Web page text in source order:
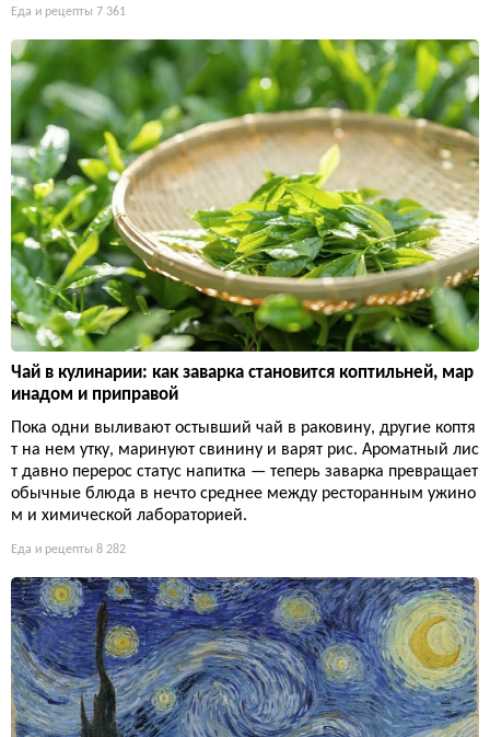
Еда и рецепты 7 361
Чай в кулинарии: как заварка становится коптильней, мар
инадом и приправой
Пока одни выливают остывший чай в раковину, другие коптя
т на нем утку, маринуют свинину и варят рис. Ароматный лис
т давно перерос статус напитка — теперь заварка превращает
обычные блюда в нечто среднее между ресторанным ужино
м и химической лабораторией.
Еда и рецепты 8 282